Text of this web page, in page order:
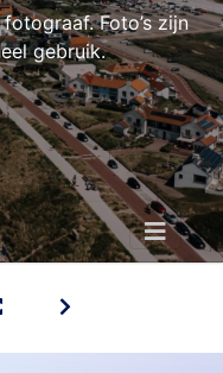
Foto’s zijn
gebruik.
FZ X Beach vollybal Nederland 31